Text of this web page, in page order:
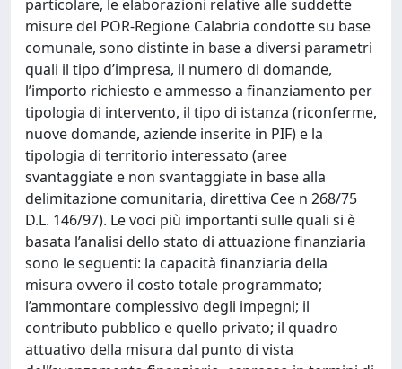
particolare, le elaborazioni relative alle suddette
misure del POR-Regione Calabria condotte su base
comunale, sono distinte in base a diversi parametri
quali il tipo d’impresa, il numero di domande,
l’importo richiesto e ammesso a finanziamento per
tipologia di intervento, il tipo di istanza (riconferme,
nuove domande, aziende inserite in PIF) e la
tipologia di territorio interessato (aree
svantaggiate e non svantaggiate in base alla
delimitazione comunitaria, direttiva Cee n 268/75
D.L. 146/97). Le voci più importanti sulle quali si è
basata l’analisi dello stato di attuazione finanziaria
sono le seguenti: la capacità finanziaria della
misura ovvero il costo totale programmato;
l’ammontare complessivo degli impegni; il
contributo pubblico e quello privato; il quadro
attuativo della misura dal punto di vista